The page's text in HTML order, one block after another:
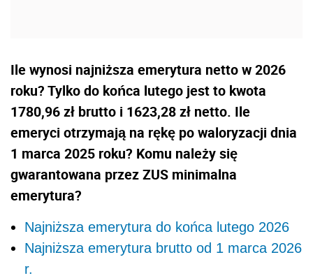
Ile wynosi najniższa emerytura netto w 2026
roku? Tylko do końca lutego jest to kwota
1780,96 zł brutto i 1623,28 zł netto. Ile
emeryci otrzymają na rękę po waloryzacji dnia
1 marca 2025 roku? Komu należy się
gwarantowana przez ZUS minimalna
emerytura?
Najniższa emerytura do końca lutego 2026
Najniższa emerytura brutto od 1 marca 2026
r.